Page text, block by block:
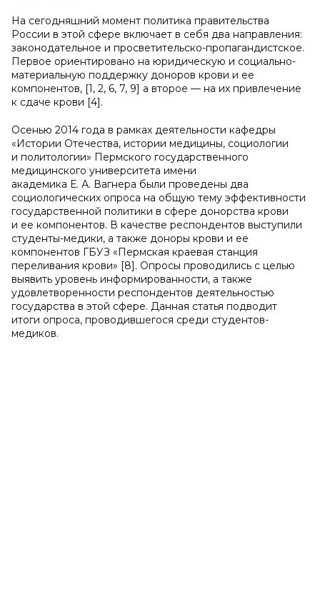
На сегодняшний момент политика правительства
России в этой сфере включает в себя два направления:
законодательное и просветительско-пропагандистское.
Первое ориентировано на юридическую и социально-
материальную поддержку доноров крови и ее
компонентов, [1, 2, 6, 7, 9] а второе — на их привлечение
к сдаче крови [4].
Осенью 2014 года в рамках деятельности кафедры
«Истории Отечества, истории медицины, социологии
и политологии» Пермского государственного
медицинского университета имени
академика Е. А. Вагнера были проведены два
социологических опроса на общую тему эффективности
государственной политики в сфере донорства крови
и ее компонентов. В качестве респондентов выступили
студенты-медики, а также доноры крови и ее
компонентов ГБУЗ «Пермская краевая станция
переливания крови» [8]. Опросы проводились с целью
выявить уровень информированности, а также
удовлетворенности респондентов деятельностью
государства в этой сфере. Данная статья подводит
итоги опроса, проводившегося среди студентов-
медиков.